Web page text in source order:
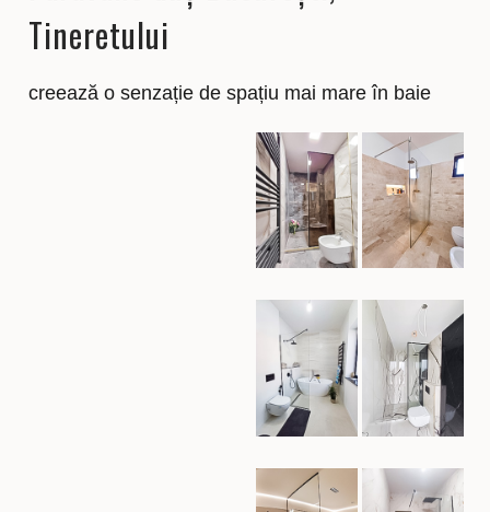
Tineretului
creează o senzație de spațiu mai mare în baie